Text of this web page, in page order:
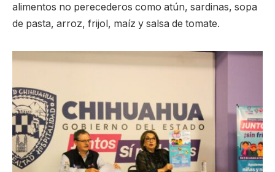
alimentos no perecederos como atún, sardinas, sopa
de pasta, arroz, frijol, maíz y salsa de tomate.